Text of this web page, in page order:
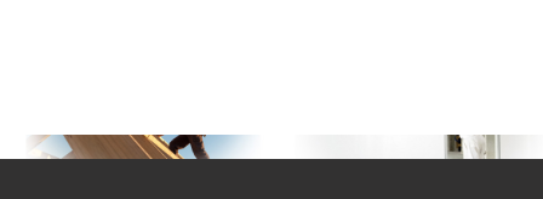
- Entreprise
- Entreprise